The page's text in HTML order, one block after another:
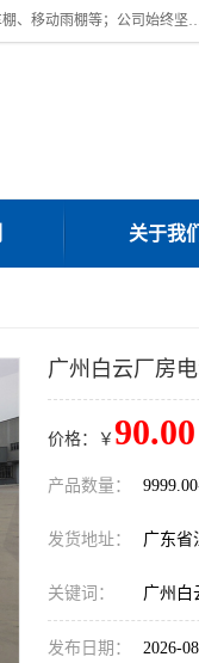
广东鼎新钢结构工程有限公司是一家制作大型电动雨棚厂家;主营：电动推拉雨棚、厂房过道雨棚、电动伸缩雨棚、停车棚、移动雨棚等；公司始终坚持结构创新,品质优越,美观
关于我们
广州白云厂房
价格：￥ 90.00
产品数量：
发货地址： 广东省
关键词： 广州白
发布日期： 2026-